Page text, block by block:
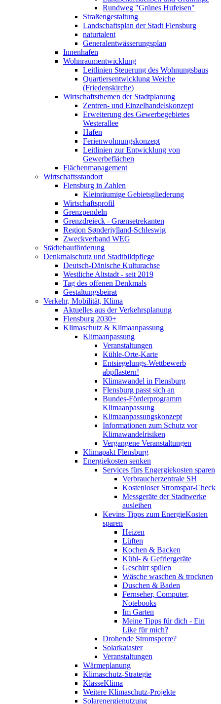
Rundweg "Grünes Hufeisen"
Straßengestaltung
Landschaftsplan der Stadt Flensburg
naturtalent
Generalentwässerungsplan
Innenhafen
Wohnraumentwicklung
Leitlinien Steuerung des Wohnungsbaus
Quartiersentwicklung Weiche
(Friedenskirche)
Wirtschaftsthemen der Stadtplanung
Zentren- und Einzelhandelskonzept
Erweiterung des Gewerbegebietes
Westerallee
Hafen
Ferienwohnungskonzept
Leitlinien zur Entwicklung von
Gewerbeflächen
Flächenmanagement
Wirtschaftsstandort
Flensburg in Zahlen
Kleinräumige Gebietsgliederung
Wirtschaftsprofil
Grenzpendeln
Grenzdreieck - Grænsetrekanten
Region Sønderjylland-Schleswig
Zweckverband WEG
Städtebauförderung
Denkmalschutz und Stadtbildpflege
Deutsch-Dänische Kulturachse
Westliche Altstadt - seit 2019
Tag des offenen Denkmals
Gestaltungsbeirat
Verkehr, Mobilität, Klima
Aktuelles aus der Verkehrsplanung
Flensburg 2030+
Klimaschutz & Klimaanpassung
Klimaanpassung
Veranstaltungen
Kühle-Orte-Karte
Entsiegelungs-Wettbewerb
abpflastern!
Klimawandel in Flensburg
Flensburg passt sich an
Bundes-Förderprogramm
Klimaanpassung
Klimaanpassungskonzept
Informationen zum Schutz vor
Klimawandelrisiken
Vergangene Veranstaltungen
Klimapakt Flensburg
Energiekosten senken
Services fürs Engergiekosten sparen
Verbraucherzentrale SH
Kostenloser Stromspar-Check
Messgeräte der Stadtwerke
ausleihen
Kevins Tipps zum EnergieKosten
sparen
Heizen
Lüften
Kochen & Backen
Kühl- & Gefriergeräte
Geschirr spülen
Wäsche waschen & trocknen
Duschen & Baden
Fernseher, Computer,
Notebooks
Im Garten
Meine Tipps für dich - Ein
Like für mich?
Drohende Stromsperre?
Solarkataster
Veranstaltungen
Wärmeplanung
Klimaschutz-Strategie
KlasseKlima
Weitere Klimaschutz-Projekte
Solarenergienutzung